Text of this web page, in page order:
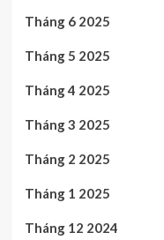
Tháng 6 2025
Tháng 5 2025
Tháng 4 2025
Tháng 3 2025
Tháng 2 2025
Tháng 1 2025
Tháng 12 2024